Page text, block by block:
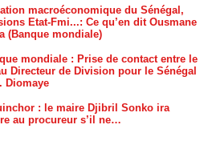
Directeur de Division pour le Sénégal
Diomaye
au procureur s’il ne…